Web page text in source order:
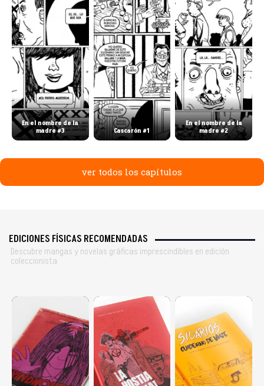
En el nombre de la
madre #3
Cascarón #1
En el nombre de la
madre #2
ver todos los capítulos
EDICIONES FÍSICAS RECOMENDADAS
Descubre mangas y novelas gráficas imprescindibles en edición
coleccionista